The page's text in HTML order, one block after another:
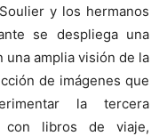
y los hermanos
se despliega una
amplia visión de la
de imágenes que
la tercera
con libros de viaje,